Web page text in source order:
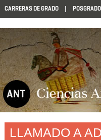
CARRERAS DE GRADO POSGRADO
LLAMADO A